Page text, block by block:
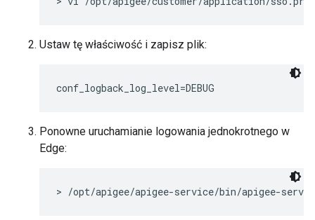
Ustaw tę właściwość i zapisz plik:
conf_logback_log_level=DEBUG
Ponowne uruchamianie logowania jednokrotnego w
Edge:
> /opt/apigee/apigee-service/bin/apigee-